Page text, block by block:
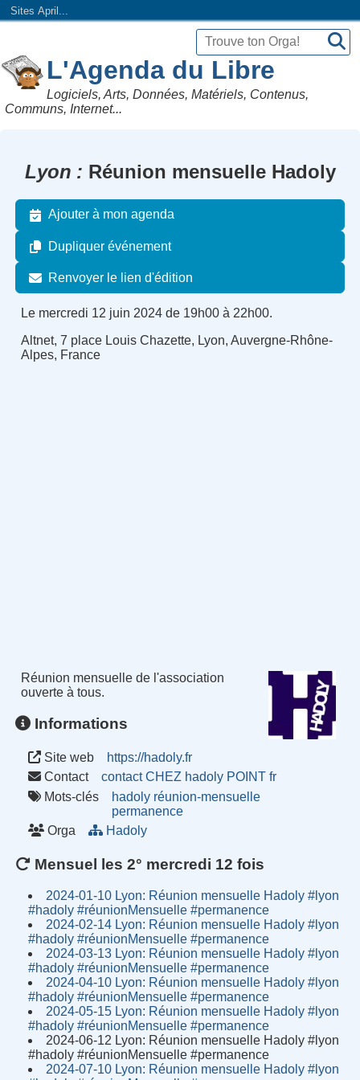
Sites April...
L'Agenda du Libre
Logiciels, Arts, Données, Matériels, Contenus,
Communs, Internet...
Lyon Réunion mensuelle Hadoly
Ajouter à mon agenda
Dupliquer événement
Renvoyer le lien d'édition
Le mercredi 12 juin 2024 de 19h00 à 22h00.
Altnet, 7 place Louis Chazette, Lyon, Auvergne-Rhône-
Alpes, France
Réunion mensuelle de l'association
ouverte à tous.
Informations
Site web
https://hadoly.fr
Contact
contact CHEZ hadoly POINT fr
Mots-clés
hadoly réunion-mensuelle
permanence
Orga
Hadoly
Mensuel les 2° mercredi 12 fois
2024-01-10 Lyon: Réunion mensuelle Hadoly #lyon
#hadoly #réunionMensuelle #permanence
2024-02-14 Lyon: Réunion mensuelle Hadoly #lyon
#hadoly #réunionMensuelle #permanence
2024-03-13 Lyon: Réunion mensuelle Hadoly #lyon
#hadoly #réunionMensuelle #permanence
2024-04-10 Lyon: Réunion mensuelle Hadoly #lyon
#hadoly #réunionMensuelle #permanence
2024-05-15 Lyon: Réunion mensuelle Hadoly #lyon
#hadoly #réunionMensuelle #permanence
2024-06-12 Lyon: Réunion mensuelle Hadoly #lyon
#hadoly #réunionMensuelle #permanence
2024-07-10 Lyon: Réunion mensuelle Hadoly #lyon